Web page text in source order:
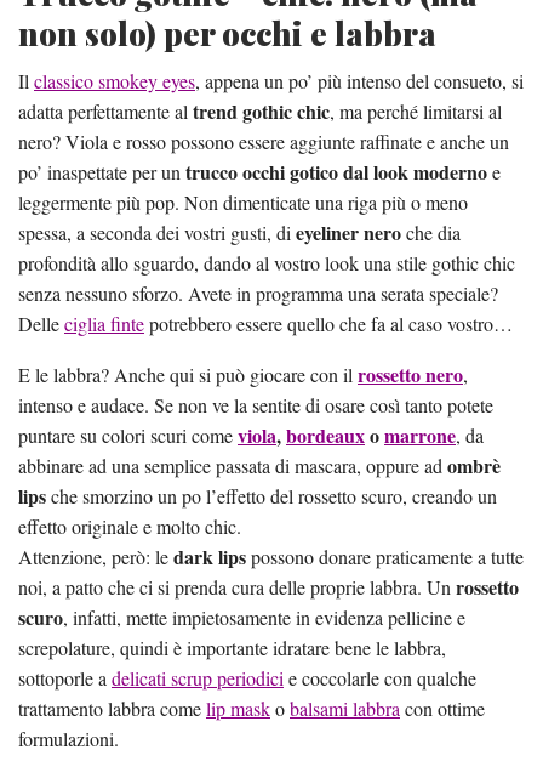
non solo) per occhi e labbra
Il classico smokey eyes, appena un po’ più intenso del consueto, si
adatta perfettamente al trend gothic chic, ma perché limitarsi al
nero? Viola e rosso possono essere aggiunte raffinate e anche un
po’ inaspettate per un trucco occhi gotico dal look modernoe
leggermente più pop. Non dimenticate una riga più o meno
spessa, a seconda dei vostri gusti, di eyeliner neroche dia
profondità allo sguardo, dando al vostro look una stile gothic chic
senza nessuno sforzo. Avete in programma una serata speciale?
Delleciglia fintepotrebbero essere quello che fa al caso vostro…
E le labbra? Anche qui si può giocare con il rossetto nero,
intenso e audace. Se non ve la sentite di osare così tanto potete
puntare su colori scuri comeviola,bordeauxomarrone, da
abbinare ad una semplice passata di mascara, oppure ad ombrè
lipsche smorzino un po l’effetto del rossetto scuro, creando un
effetto originale e molto chic.
Attenzione, però: ledark lipspossono donare praticamente a tutte
noi, a patto che ci si prenda cura delle proprie labbra. Un rossetto
scuro, infatti, mette impietosamente in evidenza pellicine e
screpolature, quindi è importante idratare bene le labbra,
sottoporle a delicati scrup periodici e coccolarle con qualche
trattamento labbra comelip maskobalsami labbra con ottime
formulazioni.